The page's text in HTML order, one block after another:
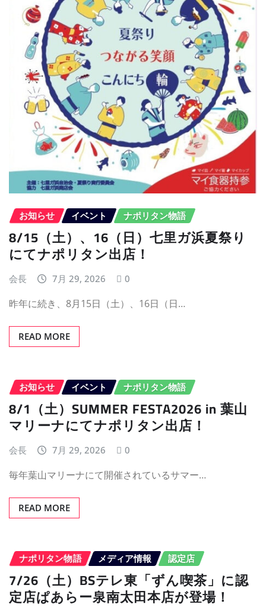
お知らせ イベント ナポリタン物語
8/15（土）、16（日）七里ガ浜夏祭り
にてナポリタン出店！
会長 7月 29, 2026 0
昨年に続き、8月15日（土）、16日（日…
READ MORE
お知らせ イベント ナポリタン物語
8/1（土）SUMMER FESTA2026 in 葉山
マリーナにてナポリタン出店！
会長 7月 29, 2026 0
毎年葉山マリーナにて開催されているサマー…
READ MORE
ナポリタン物語 メディア情報 認定店
7/26（土）BSテレ東「ずん喫茶」に認
定店ぱあらー泉南太田本店が登場！